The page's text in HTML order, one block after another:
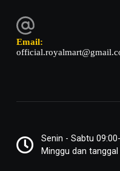
Email:
Senin - Sabtu
Minggu dan